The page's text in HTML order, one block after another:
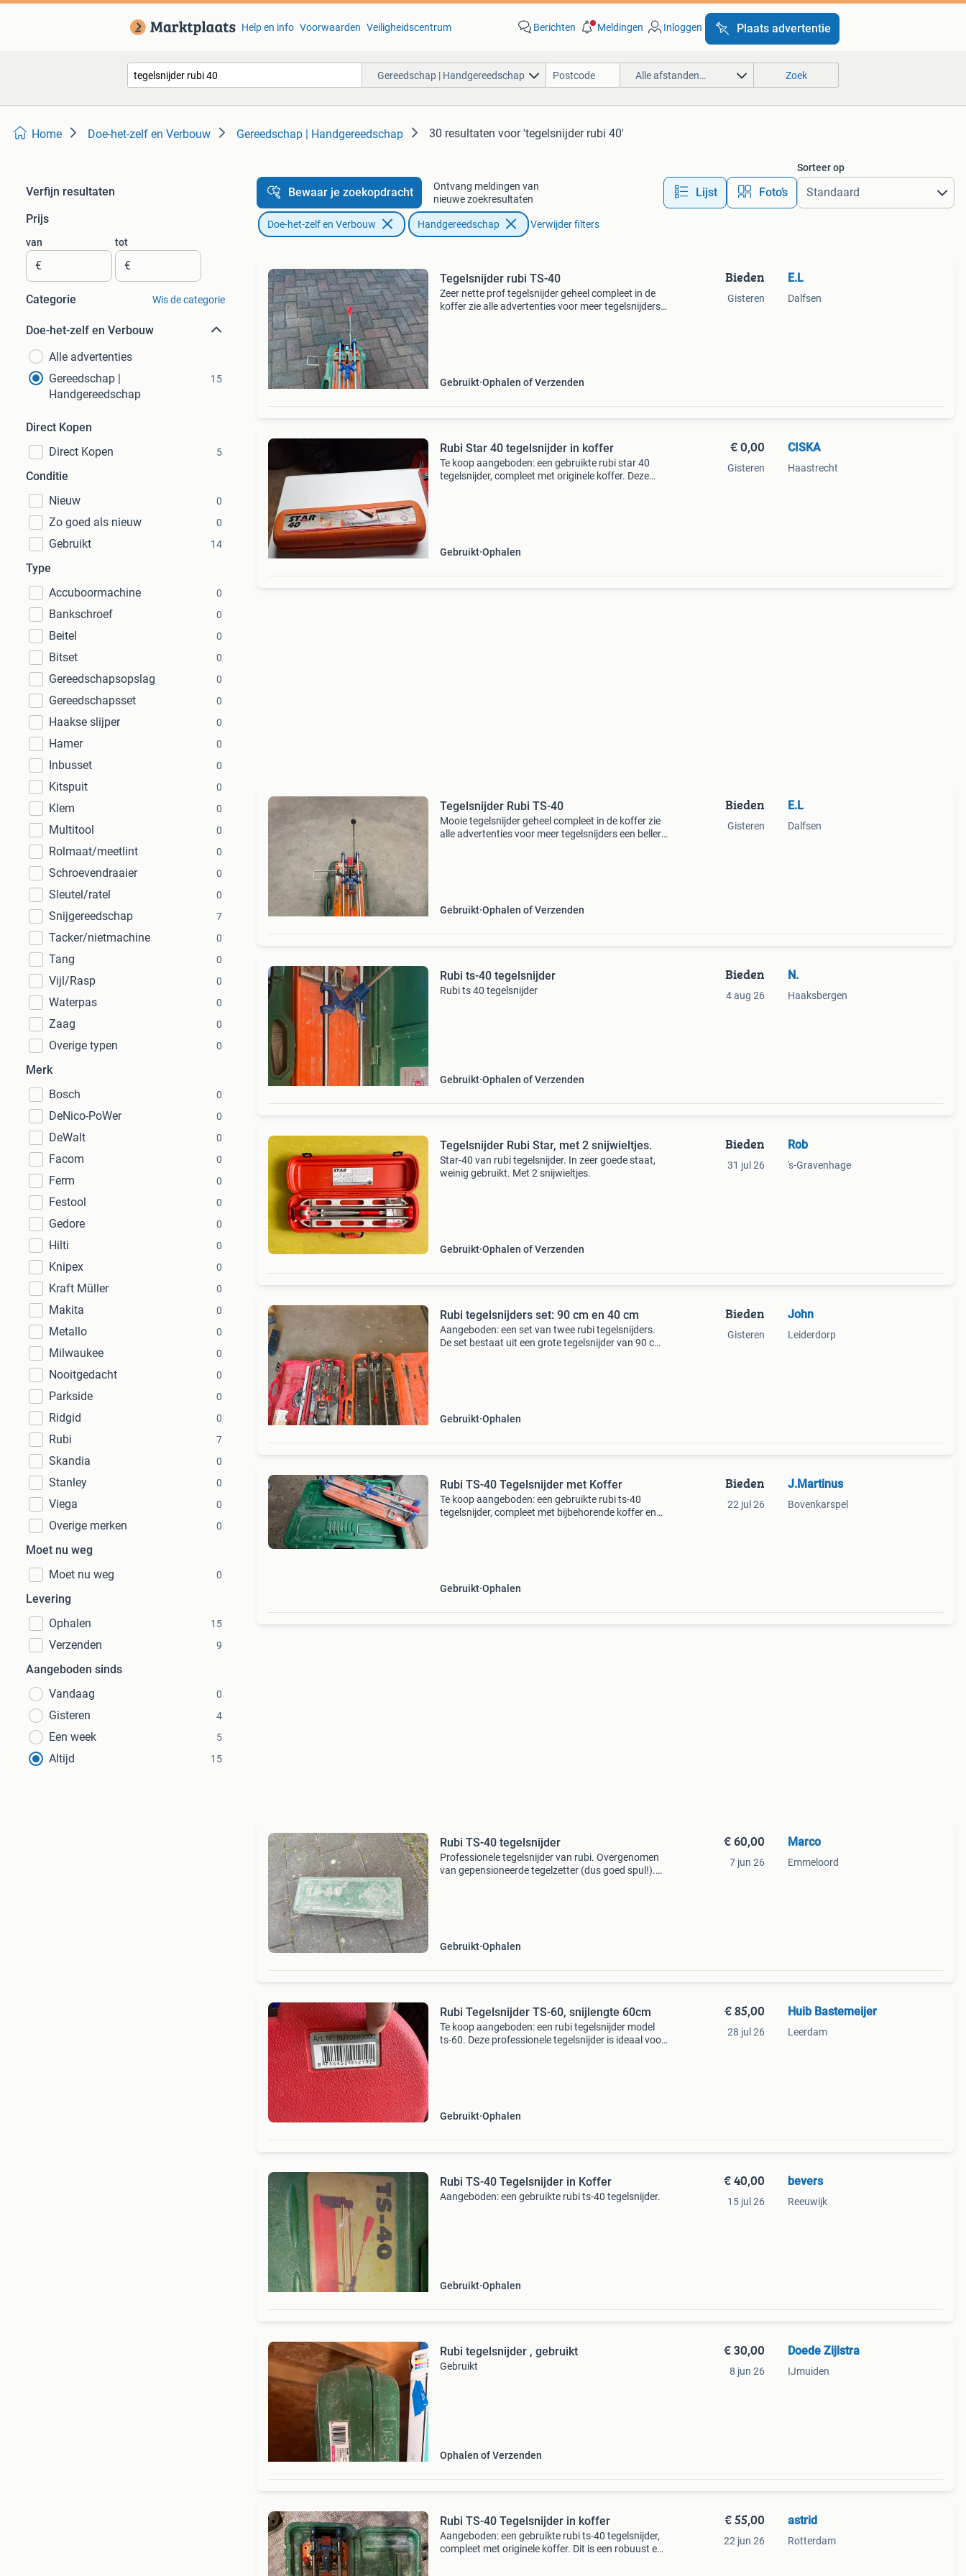
Help en info Voorwaarden Veiligheidscentrum Berichten Meldingen Inloggen Plaats advertentie
Gereedschap | Handgereedschap Alle afstanden… Zoek
Home Doe-het-zelf en Verbouw Gereedschap | Handgereedschap 30 resultaten voor 'tegelsnijder rubi 40'
Verfijn resultaten
Prijs
van
€
tot
€
Categorie Wis de categorie
Doe-het-zelf en Verbouw
Alle advertenties
Gereedschap |
Handgereedschap
15
Direct Kopen
Direct Kopen
5
Conditie
Nieuw
0
Zo goed als nieuw 0
Gebruikt 14
Type
Accuboormachine
0
Bankschroef 0
Beitel 0
Bitset 0
Gereedschapsopslag 0
Gereedschapsset 0
Haakse slijper 0
Hamer 0
Inbusset 0
Kitspuit 0
Klem 0
Multitool 0
Rolmaat/meetlint 0
Schroevendraaier 0
Sleutel/ratel 0
Snijgereedschap 7
Tacker/nietmachine 0
Tang 0
Vijl/Rasp 0
Waterpas 0
Zaag 0
Overige typen 0
Merk
Bosch
0
DeNico-PoWer 0
DeWalt 0
Facom 0
Ferm 0
Festool 0
Gedore 0
Hilti 0
Knipex 0
Kraft Müller 0
Makita 0
Metallo 0
Milwaukee 0
Nooitgedacht 0
Parkside 0
Ridgid 0
Rubi 7
Skandia 0
Stanley 0
Viega 0
Overige merken 0
Moet nu weg
Moet nu weg
0
Levering
Ophalen
15
Verzenden 9
Aangeboden sinds
Vandaag
0
Gisteren 4
Een week 5
Altijd 15
Bewaar je zoekopdracht
Ontvang meldingen van
nieuwe zoekresultaten
Lijst Foto’s
Sorteer op
Doe-het-zelf en Verbouw Handgereedschap Verwijder filters
Tegelsnijder rubi TS-40
Zeer nette prof tegelsnijder geheel compleet in de
koffer zie alle advertenties voor meer tegelsnijders
Gebruikt Ophalen of Verzenden
Bieden
Gisteren
E.L
Dalfsen
Rubi Star 40 tegelsnijder in koffer
Te koop aangeboden: een gebruikte rubi star 40
tegelsnijder, compleet met originele koffer. Deze
Gebruikt Ophalen
€ 0,00
Gisteren
CISKA
Haastrecht
Tegelsnijder Rubi TS-40
Mooie tegelsnijder geheel compleet in de koffer zie
alle advertenties voor meer tegelsnijders een beller
Gebruikt Ophalen of Verzenden
Bieden
Gisteren
E.L
Dalfsen
Rubi ts-40 tegelsnijder
Rubi ts 40 tegelsnijder
Gebruikt Ophalen of Verzenden
Bieden
4 aug 26
N.
Haaksbergen
Tegelsnijder Rubi Star, met 2 snijwieltjes.
Star-40 van rubi tegelsnijder. In zeer goede staat,
weinig gebruikt. Met 2 snijwieltjes.
Gebruikt Ophalen of Verzenden
Bieden
31 jul 26
Rob
's-Gravenhage
Rubi tegelsnijders set: 90 cm en 40 cm
Aangeboden: een set van twee rubi tegelsnijders.
De set bestaat uit een grote tegelsnijder van 90 cm
Gebruikt Ophalen
Bieden
Gisteren
John
Leiderdorp
Rubi TS-40 Tegelsnijder met Koffer
Te koop aangeboden: een gebruikte rubi ts-40
tegelsnijder, compleet met bijbehorende koffer en
Gebruikt Ophalen
Bieden
22 jul 26
J.Martinus
Bovenkarspel
Rubi TS-40 tegelsnijder
Professionele tegelsnijder van rubi. Overgenomen
van gepensioneerde tegelzetter (dus goed spul!).
Gebruikt Ophalen
€ 60,00
7 jun 26
Marco
Emmeloord
Rubi Tegelsnijder TS-60, snijlengte 60cm
Te koop aangeboden: een rubi tegelsnijder model
ts-60. Deze professionele tegelsnijder is ideaal voor
Gebruikt Ophalen
€ 85,00
28 jul 26
Huib Bastemeijer
Leerdam
Rubi TS-40 Tegelsnijder in Koffer
Aangeboden: een gebruikte rubi ts-40 tegelsnijder.
Gebruikt Ophalen
€ 40,00
15 jul 26
bevers
Reeuwijk
Rubi tegelsnijder , gebruikt
Gebruikt
Ophalen of Verzenden
€ 30,00
8 jun 26
Doede Zijlstra
IJmuiden
Rubi TS-40 Tegelsnijder in koffer
Aangeboden: een gebruikte rubi ts-40 tegelsnijder,
compleet met originele koffer. Dit is een robuust en
€ 55,00
22 jun 26
astrid
Rotterdam